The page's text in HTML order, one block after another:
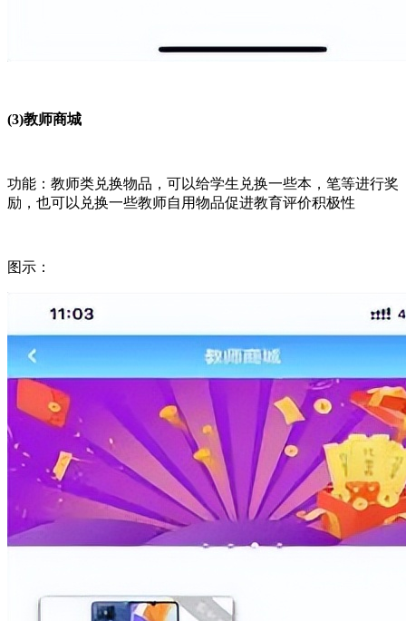
(3)教师商城
功能：教师类兑换物品，可以给学生兑换一些本，笔等进行奖
励，也可以兑换一些教师自用物品促进教育评价积极性
图示：